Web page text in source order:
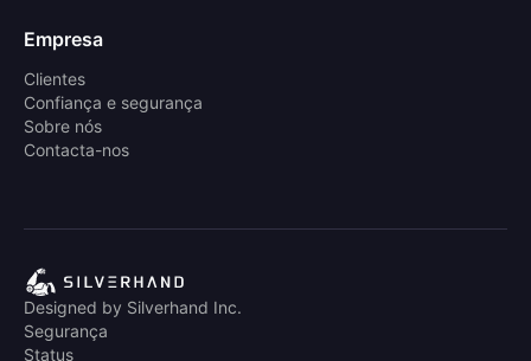
Empresa
Clientes
Confiança e segurança
Sobre nós
Contacta-nos
Designed by Silverhand Inc.
Segurança
Status